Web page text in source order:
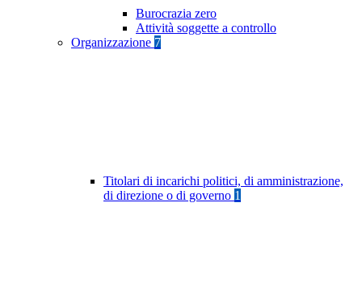
Burocrazia zero
Attività soggette a controllo
Organizzazione 7
Titolari di incarichi politici, di amministrazione,
di direzione o di governo 1